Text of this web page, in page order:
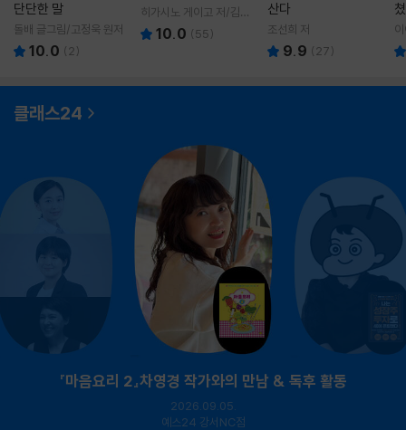
단단한 말
돌배 글그림/고정욱 원저
10.0 ( 2)
히가시노 게이고 저/김선
영 역10.0 (55)
산다
조선희 저
9.9 ( 27)
클래스24
『마음요리 2』차영경 작가와의 만남 & 독후 활동
2026.09.05.
예스24 강서NC점